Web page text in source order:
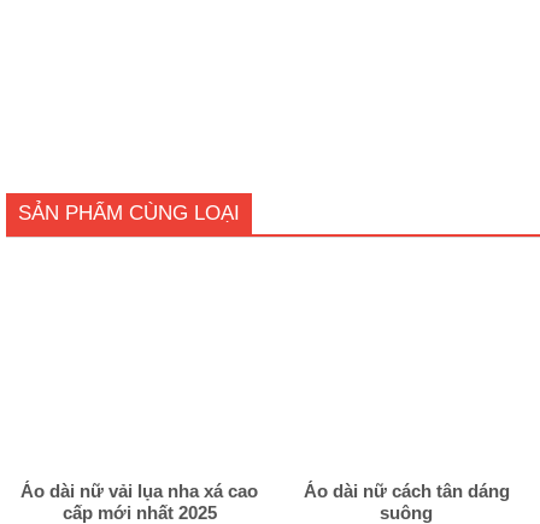
SẢN PHẨM CÙNG LOẠI
Áo dài nữ vải lụa nha xá cao
cấp mới nhất 2025
Áo dài nữ cách tân dáng
suông